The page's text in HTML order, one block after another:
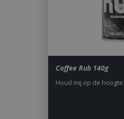
Coffee Rub 140g
Houd mij op de hoogte